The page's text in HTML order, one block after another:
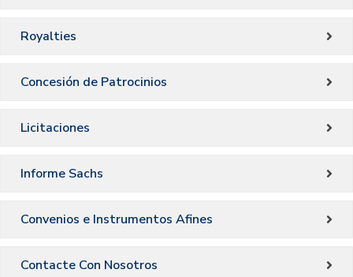
Royalties
Concesión de Patrocinios
Licitaciones
Informe Sachs
Convenios e Instrumentos Afines
Contacte Con Nosotros